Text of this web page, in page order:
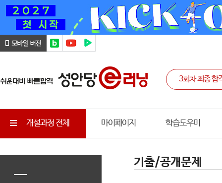
개설과정 전체 마이페이지 학습도우미
기출/공개문제